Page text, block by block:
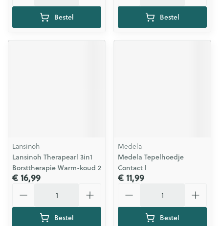
Bestel Bestel
Lansinoh
Lansinoh Therapearl 3in1
Borsttherapie Warm-koud 2
€ 16,99
Bestel
Medela
Medela Tepelhoedje
Contact l
€ 11,99
Bestel